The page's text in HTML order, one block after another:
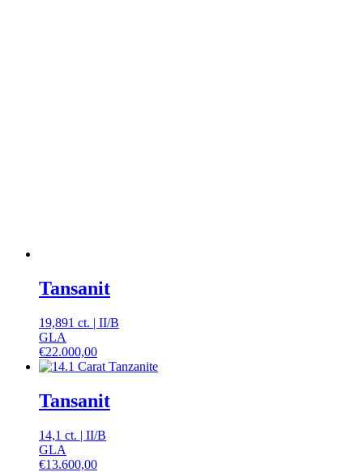
Tansanit
19,891 ct. | II/B
GLA
€22.000,00
Tansanit
14,1 ct. | II/B
GLA
€13.600,00